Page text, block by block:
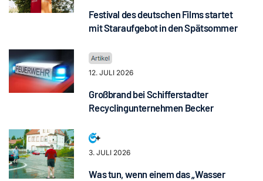
Festival des deutschen Films startet
mit Staraufgebot in den Spätsommer
12. JULI 2026
Großbrand bei Schifferstadter
Recyclingunternehmen Becker
3. JULI 2026
Was tun, wenn einem das „Wasser